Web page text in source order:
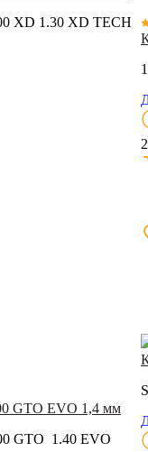
XD 1.30 XD TECH
GTO EVO 1,4 мм
GTO 1.40 EVO